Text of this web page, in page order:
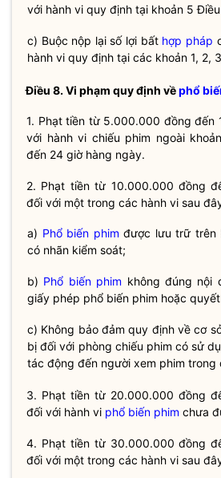
với hành vi quy định tại khoản 5
c) Buộc nộp lại số lợi bất hợp pháp
hành vi quy định tại các khoản 1, 2,
Điều 8. Vi phạm quy định vềphổ
1. Phạt tiền từ 5.000.000 đồng đến
với hành vi chiếu phim ngoài
đến 24 giờ hàng ngày.
2. Phạt tiền từ 10.000.000 đồng
đối với một trong các hành vi sau
a) Phổ biến phim được lưu trữ trên
có nhãn kiểm soát;
b) Phổ biến phim không đúng nội
giấy phép phổ biến phim hoặc
c) Không bảo đảm quy định về cơ
bị đối với phòng chiếu phim có sử
tác động đến người xem phim trong
3. Phạt tiền từ 20.000.000 đồng
đối với hành vi phổ biến phim chưa
4. Phạt tiền từ 30.000.000 đồng
đối với một trong các hành vi sau